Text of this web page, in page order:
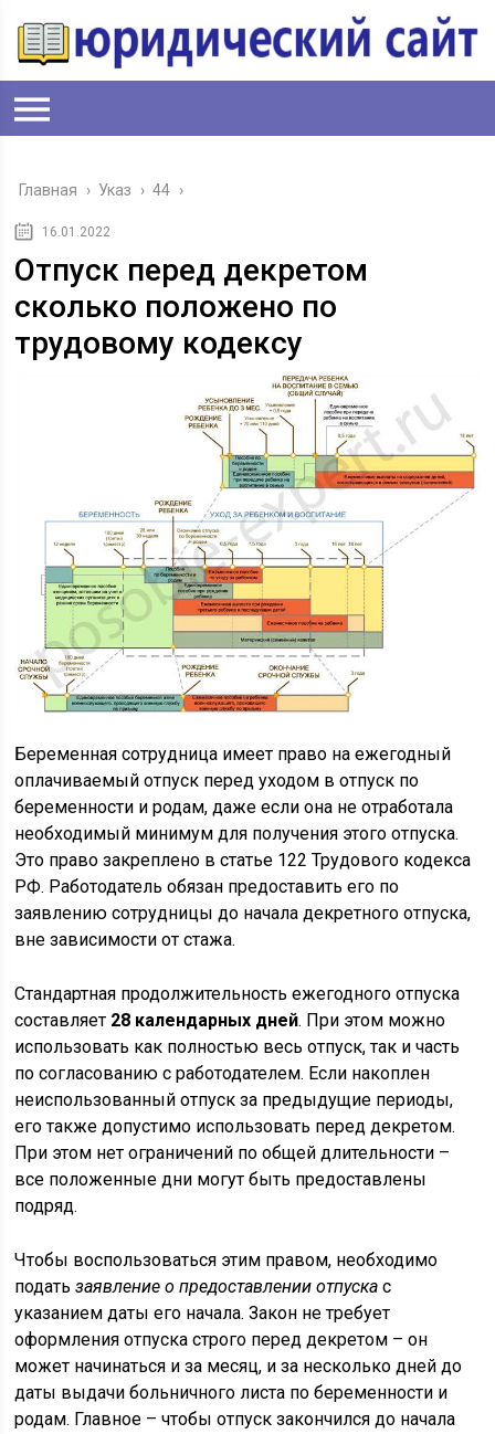
Главная › Указ › 44 ›
16.01.2022
Отпуск перед декретом
сколько положено по
трудовому кодексу
Беременная сотрудница имеет право на ежегодный
оплачиваемый отпуск перед уходом в отпуск по
беременности и родам, даже если она не отработала
необходимый минимум для получения этого отпуска.
Это право закреплено в статье 122 Трудового кодекса
РФ. Работодатель обязан предоставить его по
заявлению сотрудницы до начала декретного отпуска,
вне зависимости от стажа.
Стандартная продолжительность ежегодного отпуска
составляет 28 календарных дней. При этом можно
использовать как полностью весь отпуск, так и часть
по согласованию с работодателем. Если накоплен
неиспользованный отпуск за предыдущие периоды,
его также допустимо использовать перед декретом.
При этом нет ограничений по общей длительности –
все положенные дни могут быть предоставлены
подряд.
Чтобы воспользоваться этим правом, необходимо
податьзаявление о предоставлении отпуска с
указанием даты его начала. Закон не требует
оформления отпуска строго перед декретом – он
может начинаться и за месяц, и за несколько дней до
даты выдачи больничного листа по беременности и
родам. Главное – чтобы отпуск закончился до начала